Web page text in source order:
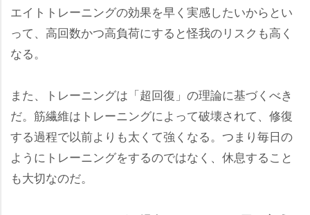
エイトトレーニングの効果を早く実感したいからとい
って、高回数かつ高負荷にすると怪我のリスクも高く
なる。
また、トレーニングは「超回復」の理論に基づくべき
だ。筋繊維はトレーニングによって破壊されて、修復
する過程で以前よりも太くて強くなる。つまり毎日の
ようにトレーニングをするのではなく、休息すること
も大切なのだ。